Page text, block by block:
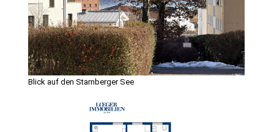
Blick auf den Starnberger See